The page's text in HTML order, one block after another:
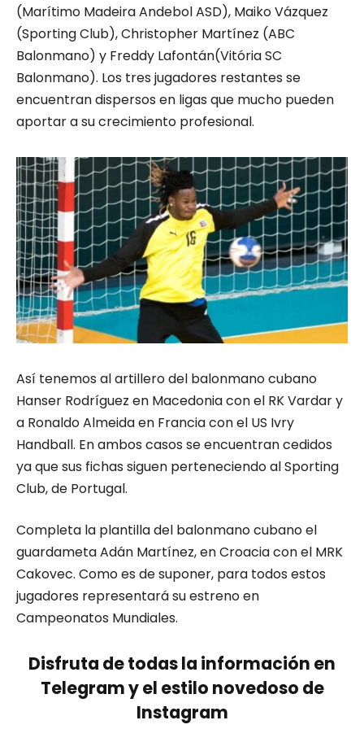
(Marítimo Madeira Andebol ASD), MaikoVázquez
(Sporting Club), Christopher Martínez (ABC
Balonmano) y Freddy Lafontán(Vitória SC
Balonmano). Los tres jugadores restantes se
encuentran dispersos en ligas que mucho pueden
aportar a su crecimiento profesional.
Así tenemos al artillero del balonmano cubano
Hanser Rodríguez en Macedonia con el RK Vardary
a Ronaldo Almeida en Francia con el US Ivry
Handball. En ambos casos se encuentran cedidos
ya que sus fichas siguen perteneciendo al Sporting
Club, de Portugal.
Completa la plantilla del balonmano cubano el
guardameta Adán Martínez, en Croacia con el MRK
Cakovec. Como es de suponer, para todos estos
jugadores representará su estreno en
Campeonatos Mundiales.
Disfruta de todas la información en
Telegram y el estilo novedoso de
Instagram